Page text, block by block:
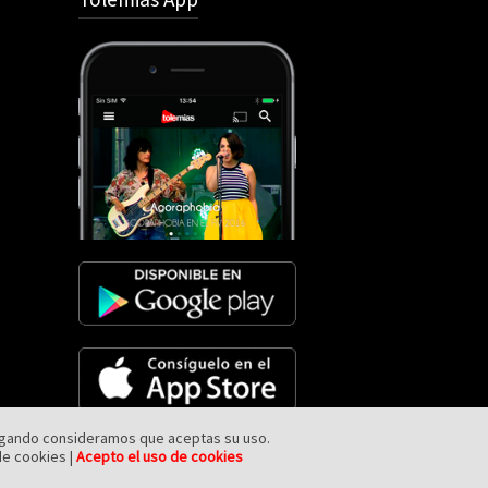
consideramos que aceptas su uso.
cookies | Acepto el uso de cookies